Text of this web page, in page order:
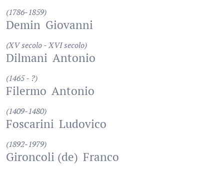
(1786-1859)
Demin Giovanni
(XV secolo - XVI secolo)
Dilmani Antonio
(1465 - ?)
Filermo Antonio
(1409-1480)
Foscarini Ludovico
(1892-1979)
Gironcoli (de) Franco